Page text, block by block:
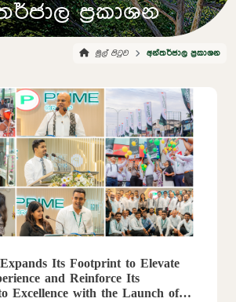
ප්‍රකාශන
මුල් පිටුව අන්තර්ජාල ප්‍රකාශන
Its Footprint to Elevate
and Reinforce Its
Excellence with the Launch of